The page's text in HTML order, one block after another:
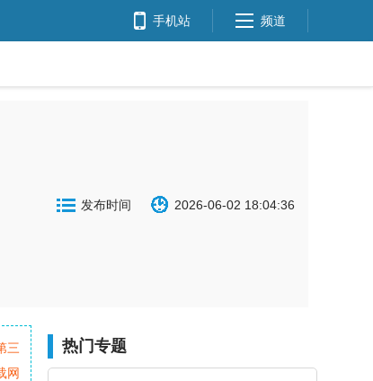
手机站 频道
2026-06-02 18:04:36
发布时间
三
网
热门专题